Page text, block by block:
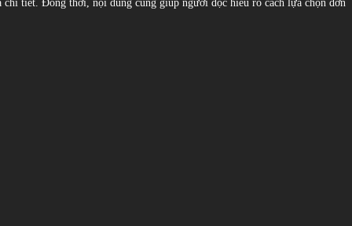
tiết. Đồng thời, nội dung cũng giúp người đọc hiểu rõ cách lựa chọn đơn